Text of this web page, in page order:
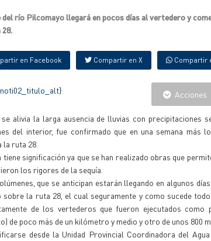
río Pilcomayo llegará en pocos días al vertedero y
en Facebook Compartir en X Compartir
Acciones
alivia la larga ausencia de lluvias con precipitaciones
del interior, fue confirmado que en una semana
la ruta 28.
tiene significación ya que se han realizado obras que
los rigores de la sequía.
que se anticipan estarán llegando en algunos
sobre la ruta 28, el cual seguramente y como sucede
de los vertederos que fueron ejecutados
de poco más de un kilómetro y medio y otro de unos
desde la Unidad Provincial Coordinadora del